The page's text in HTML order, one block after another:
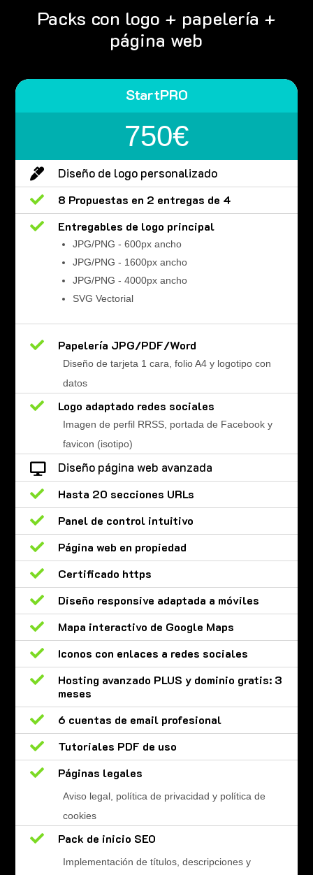
Packs con logo + papelería +
página web
StartPRO
750€
 Diseño de logo personalizado

8 Propuestas en 2 entregas de 4

Entregables de logo principal
JPG/PNG - 600px ancho
JPG/PNG - 1600px ancho
JPG/PNG - 4000px ancho
SVG Vectorial
 Papelería JPG/PDF/Word
Diseño de tarjeta 1 cara, folio A4 y logotipo con
datos
 Logo adaptado redes sociales
Imagen de perfil RRSS, portada de Facebook y
favicon (isotipo)
 Diseño página web avanzada

Hasta 20 secciones URLs

Panel de control intuitivo

Página web en propiedad

Certificado https

Diseño responsive adaptada a móviles

Mapa interactivo de Google Maps

Iconos con enlaces a redes sociales

Hosting avanzado PLUS y dominio gratis: 3
meses

6 cuentas de email profesional

Tutoriales PDF de uso

Páginas legales
Aviso legal, política de privacidad y política de
cookies
 Pack de inicio SEO
Implementación de títulos, descripciones y